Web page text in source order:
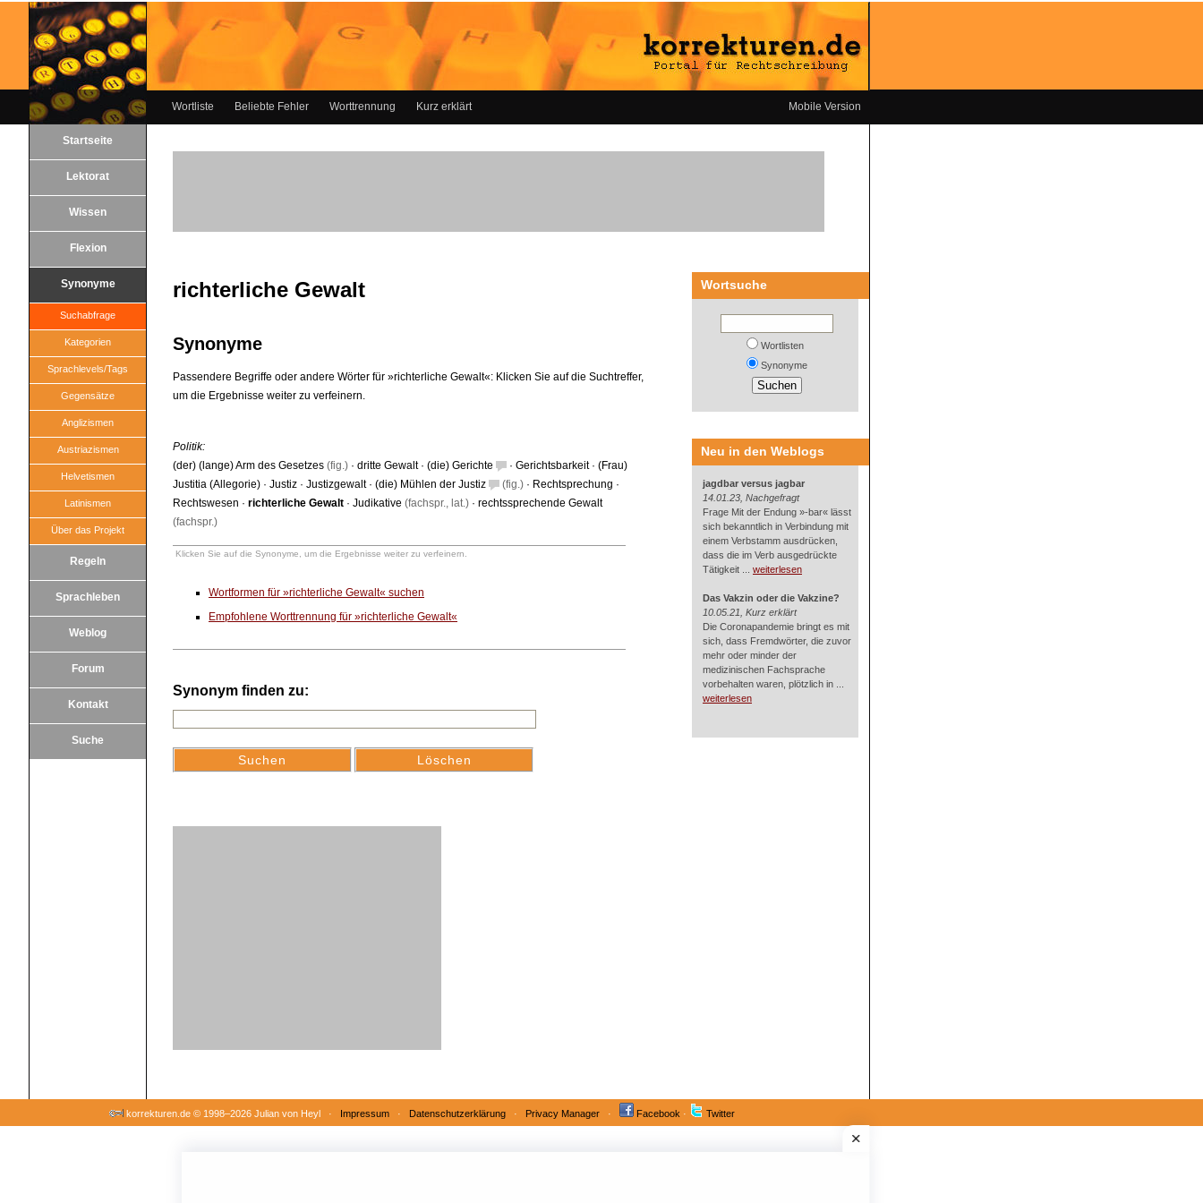
Wortliste Beliebte Fehler Worttrennung Kurz erklärt Mobile Version
Startseite
Lektorat
Wissen
Flexion
Synonyme
Suchabfrage
Kategorien
Sprachlevels/Tags
Gegensätze
Anglizismen
Austriazismen
Helvetismen
Latinismen
Über das Projekt
Regeln
Sprachleben
Weblog
Forum
Kontakt
Suche
richterliche Gewalt
Synonyme
Passendere Begriffe oder andere Wörter für »richterliche Gewalt«: Klicken Sie auf die Suchtreffer,
um die Ergebnisse weiter zu verfeinern.
Politik:
(der) (lange) Arm des Gesetzes (fig.) · dritte Gewalt· (die) Gerichte · Gerichtsbarkeit· (Frau)
Justitia (Allegorie) · Justiz · Justizgewalt· (die) Mühlen der Justiz (fig.) · Rechtsprechung ·
Rechtswesen · richterliche Gewalt · Judikative (fachspr., lat.) · rechtssprechende Gewalt
(fachspr.)
Klicken Sie auf die Synonyme, um die Ergebnisse weiter zu verfeinern.
Wortformen für »richterliche Gewalt« suchen
Empfohlene Worttrennung für »richterliche Gewalt«
Synonym finden zu:
Wortsuche
Wortlisten
Synonyme
Neu in den Weblogs
jagdbar versus jagbar
14.01.23, Nachgefragt
Frage Mit der Endung »-bar« lässt
sich bekanntlich in Verbindung mit
einem Verbstamm ausdrücken,
dass die im Verb ausgedrückte
Tätigkeit ... weiterlesen
Das Vakzin oder die Vakzine?
10.05.21, Kurz erklärt
Die Coronapandemie bringt es mit
sich, dass Fremdwörter, die zuvor
mehr oder minder der
medizinischen Fachsprache
vorbehalten waren, plötzlich in ...
weiterlesen
korrekturen.de © 1998–2026 Julian von Heyl · Impressum · Datenschutzerklärung · Privacy Manager · Facebook · Twitter